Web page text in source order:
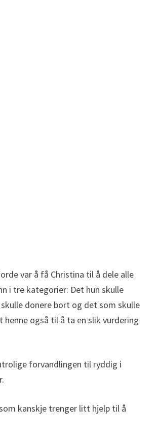
var å få Christina til å dele alle
i tre kategorier: Det hun skulle
donere bort og det som skulle
henne også til å ta en slik vurdering
forvandlingen til ryddig i
kanskje trenger litt hjelp til å